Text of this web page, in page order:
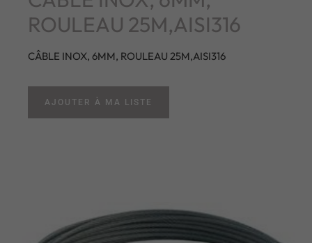
ROULEAU 25M,AISI316
CÂBLE INOX, 6MM, ROULEAU 25M,AISI316
AJOUTER À MA LISTE